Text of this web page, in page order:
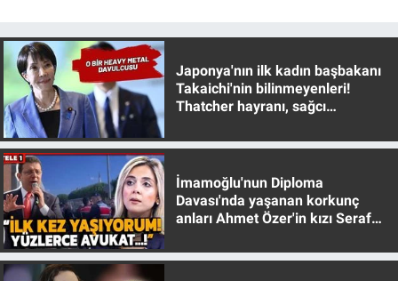
Japonya'nın ilk kadın başbakanı
Takaichi'nin bilinmeyenleri!
Thatcher hayranı, sağcı
İmamoğlu'nun Diploma
Davası'nda yaşanan korkunç
anları Ahmet Özer'in kızı Seraf